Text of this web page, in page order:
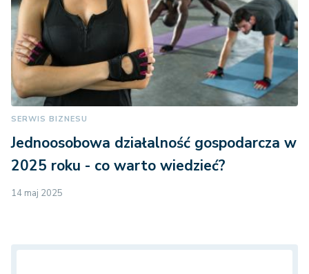
SERWIS BIZNESU
Jednoosobowa działalność gospodarcza w
2025 roku - co warto wiedzieć?
14 maj 2025